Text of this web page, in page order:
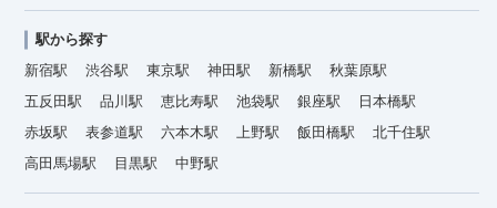
駅から探す
新宿駅
渋谷駅 東京駅 神田駅 新橋駅
秋葉原駅
五反田駅
品川駅 恵比寿駅 池袋駅 銀座駅
日本橋駅
赤坂駅
表参道駅 六本木駅 上野駅 飯田橋駅
北千住駅
高田馬場駅
目黒駅 中野駅